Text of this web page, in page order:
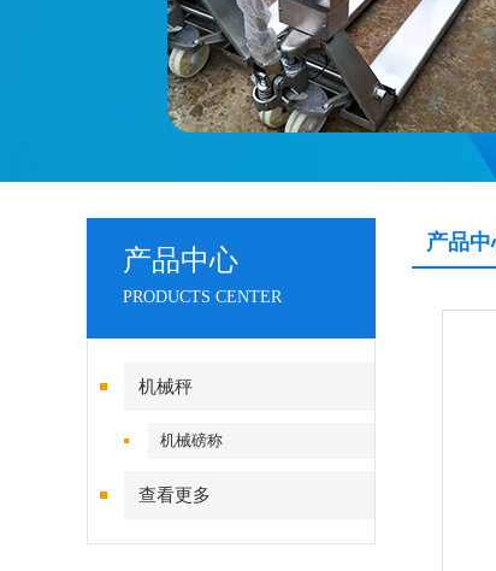
产品中心
PRODUCTS CENTER
机械秤
机械磅称
查看更多
产品中